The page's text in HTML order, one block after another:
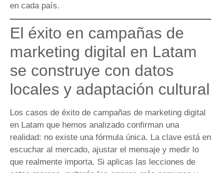
en cada país.
El éxito en campañas de
marketing digital en Latam
se construye con datos
locales y adaptación cultural
Los casos de éxito de campañas de marketing digital
en Latam que hemos analizado confirman una
realidad: no existe una fórmula única. La clave está en
escuchar al mercado, ajustar el mensaje y medir lo
que realmente importa. Si aplicas las lecciones de